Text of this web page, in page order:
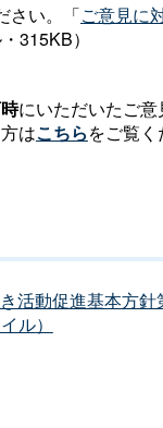
さい。「ご意見に
315KB）
にいただいたご
はこちらをご覧く
活動促進基本方針
ル）